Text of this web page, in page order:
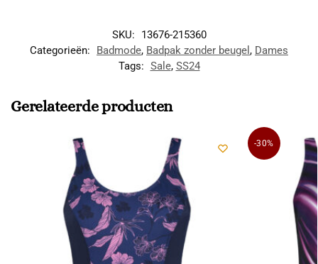
SKU:
13676-215360
Categorieën:
Badmode, Badpak zonder beugel , Dames
Tags: Sale, SS24
Gerelateerde producten
-30%